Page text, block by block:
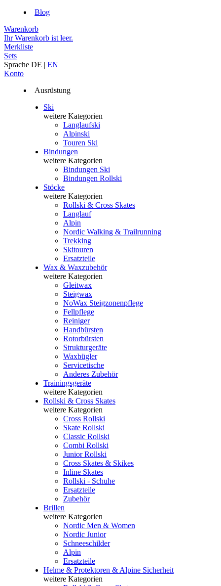
Blog
Warenkorb
Ihr Warenkorb ist leer.
Merkliste
Sets
Sprache DE | EN
Konto
Ausrüstung
Ski
weitere Kategorien
Langlaufski
Alpinski
Touren Ski
Bindungen
weitere Kategorien
Bindungen Ski
Bindungen Rollski
Stöcke
weitere Kategorien
Rollski & Cross Skates
Langlauf
Alpin
Nordic Walking & Trailrunning
Trekking
Skitouren
Ersatzteile
Wax & Waxzubehör
weitere Kategorien
Gleitwax
Steigwax
NoWax Steigzonenpflege
Fellpflege
Reiniger
Handbürsten
Rotorbürsten
Strukturgeräte
Waxbügler
Servicetische
Anderes Zubehör
Trainingsgeräte
weitere Kategorien
Rollski & Cross Skates
weitere Kategorien
Cross Rollski
Skate Rollski
Classic Rollski
Combi Rollski
Junior Rollski
Cross Skates & Skikes
Inline Skates
Rollski - Schuhe
Ersatzteile
Zubehör
Brillen
weitere Kategorien
Nordic Men & Women
Nordic Junior
Schneeschilder
Alpin
Ersatzteile
Helme & Protektoren & Alpine Sicherheit
weitere Kategorien